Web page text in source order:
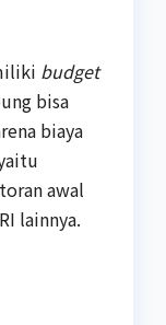
budget
bisa
biaya
awal
lainnya.